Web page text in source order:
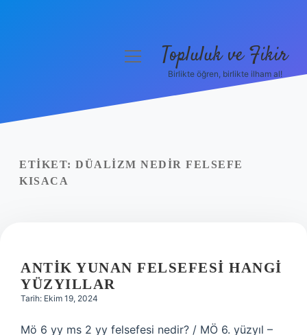
Yasal Uyarı
menüyüTopluluk ve Fikir
Birlikte öğren, birlikte ilham al!
ETIKET: DÜALIZM NEDIR FELSEFE
KISACA
ANTIK YUNAN FELSEFESI HANGI
YÜZYILLAR
Tarih: Ekim 19, 2024
Mö 6 yy ms 2 yy felsefesi nedir? / MÖ 6. yüzyıl –